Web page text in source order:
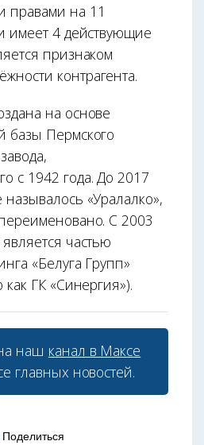
правами на 11
имеет 4 действующие
признаком
контрагента.
на основе
базы Пермского
с 1942 года. До 2017
«Уралалко»,
С 2003
частью
«Белуга Групп»
как ГК «Синергия»).
наш канал в Максе
главных новостей.
Поделиться